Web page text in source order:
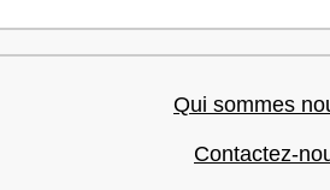
Qui sommes
Contactez-